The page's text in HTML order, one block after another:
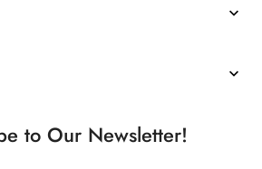


to Our Newsletter!